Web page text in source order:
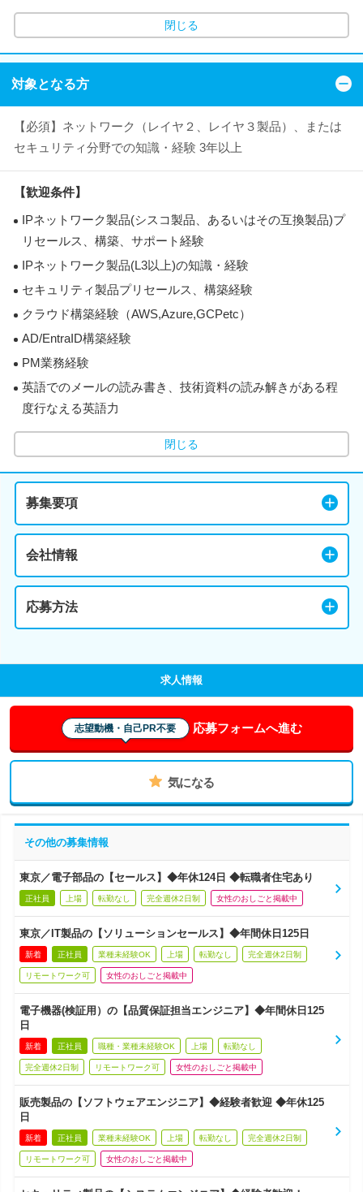
閉じる
対象となる方
【必須】ネットワーク（レイヤ２、レイヤ３製品）、または
セキュリティ分野での知識・経験 3年以上
【歓迎条件】
IPネットワーク製品(シスコ製品、あるいはその互換製品)プ
リセールス、構築、サポート経験
IPネットワーク製品(L3以上)の知識・経験
セキュリティ製品プリセールス、構築経験
クラウド構築経験（AWS,Azure,GCPetc）
AD/EntraID構築経験
PM業務経験
英語でのメールの読み書き、技術資料の読み解きがある程
度行なえる英語力
閉じる
募集要項
会社情報
応募方法
求人情報
志望動機・自己PR不要 応募フォームへ進む
気になる
その他の募集情報
東京／電子部品の【セールス】◆年休124日 ◆転職者住宅あり
正社員 上場 転勤なし 完全週休2日制 女性のおしごと掲載中
東京／IT製品の【ソリューションセールス】◆年間休日125日
新着 正社員 業種未経験OK 上場 転勤なし 完全週休2日制
リモートワーク可 女性のおしごと掲載中
電子機器(検証用）の【品質保証担当エンジニア】◆年間休日125
日
新着 正社員 職種・業種未経験OK 上場 転勤なし
完全週休2日制 リモートワーク可 女性のおしごと掲載中
販売製品の【ソフトウェアエンジニア】◆経験者歓迎 ◆年休125
日
新着 正社員 業種未経験OK 上場 転勤なし 完全週休2日制
リモートワーク可 女性のおしごと掲載中